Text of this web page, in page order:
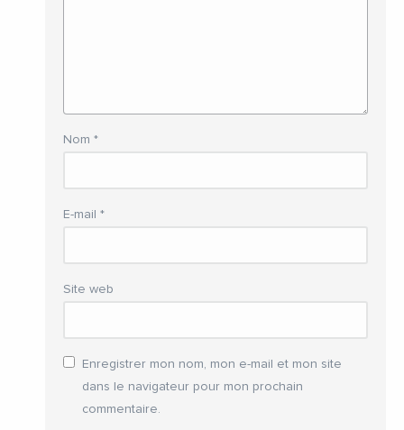
Nom *
E-mail *
Site web
Enregistrer mon nom, mon e-mail et mon site
dans le navigateur pour mon prochain
commentaire.